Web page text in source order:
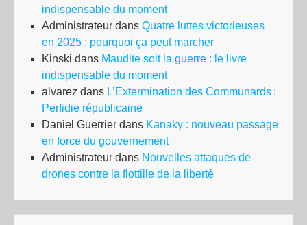
indispensable du moment
Administrateur dans Quatre luttes victorieuses
en 2025 : pourquoi ça peut marcher
Kinski dans Maudite soit la guerre : le livre
indispensable du moment
alvarez dans L’Extermination des Communards :
Perfidie républicaine
Daniel Guerrier dans Kanaky : nouveau passage
en force du gouvernement
Administrateur dans Nouvelles attaques de
drones contre la flottille de la liberté